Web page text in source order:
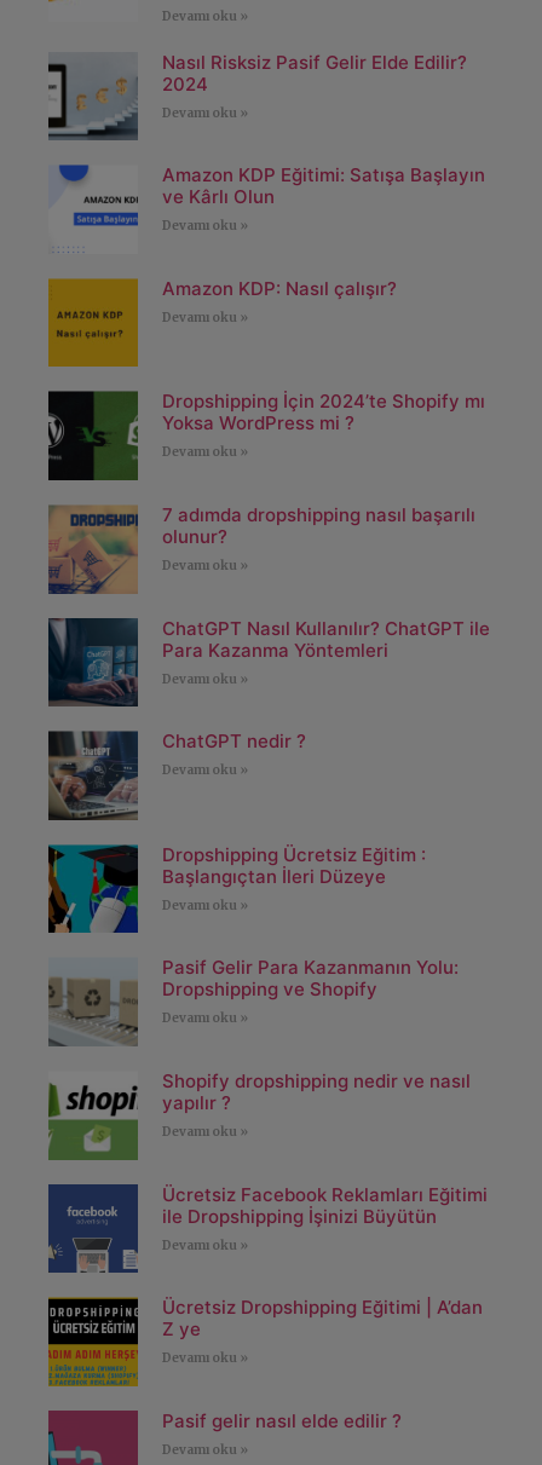
Devamı oku »
Nasıl Risksiz Pasif Gelir Elde Edilir?
2024
Devamı oku »
Amazon KDP Eğitimi: Satışa Başlayın
ve Kârlı Olun
Devamı oku »
Amazon KDP: Nasıl çalışır?
Devamı oku »
Dropshipping İçin 2024’te Shopify mı
Yoksa WordPress mi ?
Devamı oku »
7 adımda dropshipping nasıl başarılı
olunur?
Devamı oku »
ChatGPT Nasıl Kullanılır? ChatGPT ile
Para Kazanma Yöntemleri
Devamı oku »
ChatGPT nedir ?
Devamı oku »
Dropshipping Ücretsiz Eğitim :
Başlangıçtan İleri Düzeye
Devamı oku »
Pasif Gelir Para Kazanmanın Yolu:
Dropshipping ve Shopify
Devamı oku »
Shopify dropshipping nedir ve nasıl
yapılır ?
Devamı oku »
Ücretsiz Facebook Reklamları Eğitimi
ile Dropshipping İşinizi Büyütün
Devamı oku »
Ücretsiz Dropshipping Eğitimi | A’dan
Z ye
Devamı oku »
Pasif gelir nasıl elde edilir ?
Devamı oku »